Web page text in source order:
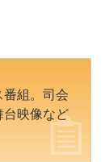
組。司会
台映像など